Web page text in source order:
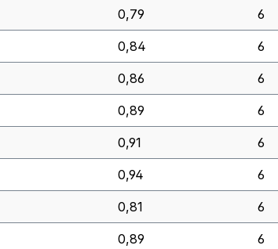
0,79 6
0,84 6
0,86 6
0,89 6
0,91 6
0,94 6
0,81 6
0,89 6